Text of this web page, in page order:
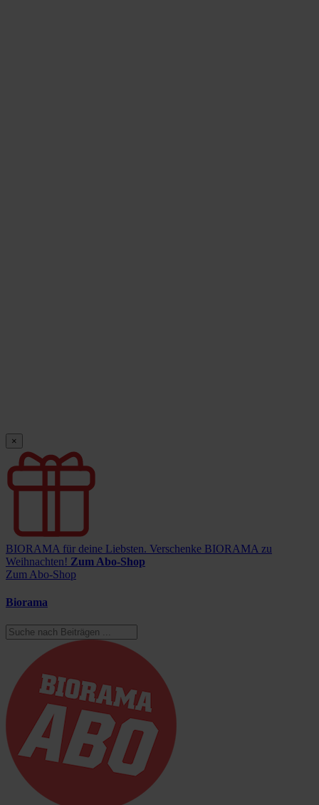
×
BIORAMA für deine Liebsten. Verschenke BIORAMA zu
Weihnachten! Zum Abo-Shop
Zum Abo-Shop
Biorama